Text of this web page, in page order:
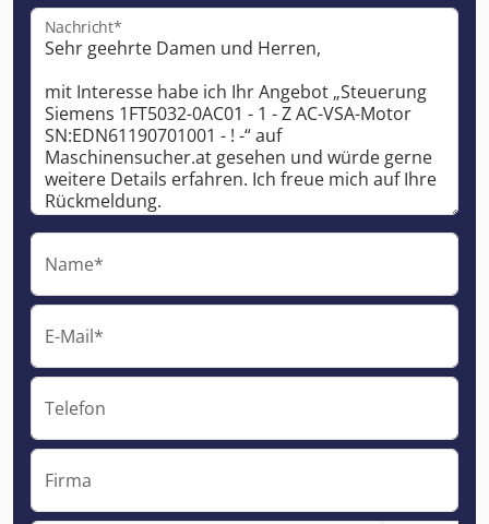
Nachricht*
Name*
E-Mail*
Telefon
Firma